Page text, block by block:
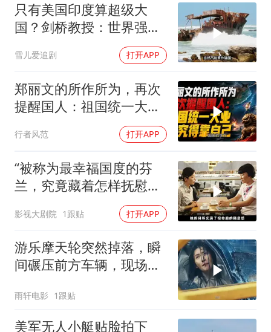
只有美国印度算超级大
国？剑桥教授：世界强国
只有4个，没有印度
雪儿爱追剧 打开APP
郑丽文的所作所为，再次
提醒国人：祖国统一大
业，终究得靠自己！
行者风范 打开APP
“被称为最幸福国度的芬
兰，究竟藏着怎样抚慰人
影视大剧院 1跟贴 打开APP
游乐摩天轮突然掉落，瞬
间碾压前方车辆，现场状
雨轩电影 1跟贴
美军无人小艇贴脸拍下